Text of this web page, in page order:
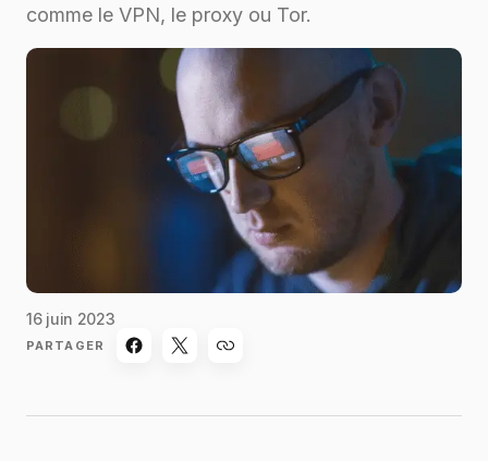
comme le VPN, le proxy ou Tor.
16 juin 2023
PARTAGER